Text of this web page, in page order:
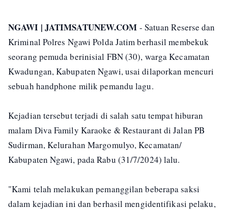
NGAWI | JATIMSATUNEW.COM - Satuan Reserse dan
Kriminal Polres Ngawi Polda Jatim berhasil membekuk
seorang pemuda berinisial FBN (30), warga Kecamatan
Kwadungan, Kabupaten Ngawi, usai dilaporkan mencuri
sebuah handphone milik pemandu lagu.
Kejadian tersebut terjadi di salah satu tempat hiburan
malam Diva Family Karaoke & Restaurant di Jalan PB
Sudirman, Kelurahan Margomulyo, Kecamatan/
Kabupaten Ngawi, pada Rabu (31/7/2024) lalu.
"Kami telah melakukan pemanggilan beberapa saksi
dalam kejadian ini dan berhasil mengidentifikasi pelaku,